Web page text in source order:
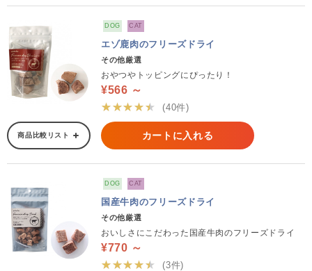
DOG CAT
エゾ鹿肉のフリーズドライ
その他厳選
おやつやトッピングにぴったり！
¥566 ～
★★★★★
(40件)
商品比較リスト カートに入れる
DOG CAT
国産牛肉のフリーズドライ
その他厳選
おいしさにこだわった国産牛肉のフリーズドライ
¥770 ～
★★★★★
(3件)